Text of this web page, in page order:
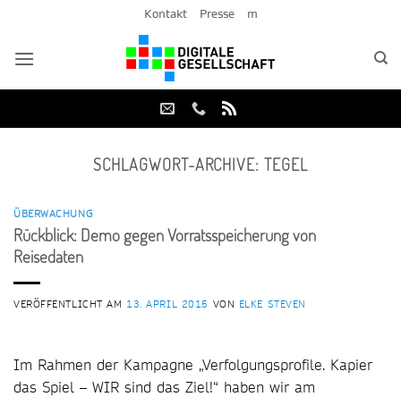
springen
Kontakt Presse m
SCHLAGWORT-ARCHIVE: TEGEL
ÜBERWACHUNG
Rückblick: Demo gegen Vorratsspeicherung von
Reisedaten
VERÖFFENTLICHT AM 13. APRIL 2015 VON ELKE STEVEN
Im Rahmen der Kampagne „Verfolgungsprofile. Kapier
das Spiel – WIR sind das Ziel!“ haben wir am